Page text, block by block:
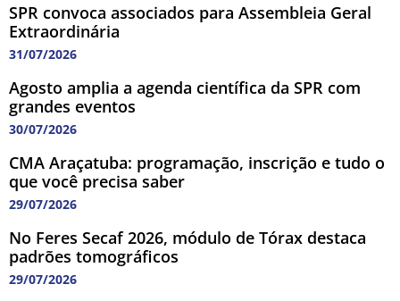
SPR convoca associados para Assembleia Geral
Extraordinária
31/07/2026
Agosto amplia a agenda científica da SPR com
grandes eventos
30/07/2026
CMA Araçatuba: programação, inscrição e tudo o
que você precisa saber
29/07/2026
No Feres Secaf 2026, módulo de Tórax destaca
padrões tomográficos
29/07/2026